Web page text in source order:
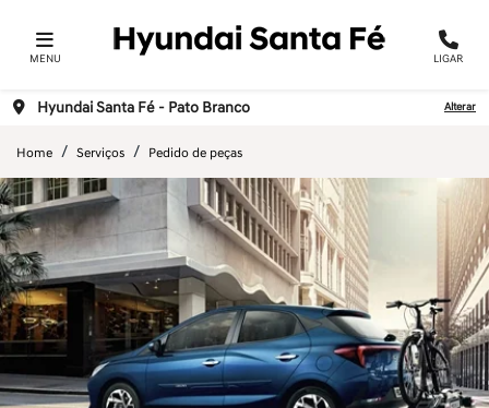
MENU LIGAR
Hyundai Santa Fé - Pato Branco Alterar
Home Serviços Pedido de peças